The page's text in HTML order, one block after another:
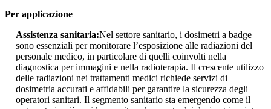
Per applicazione
Assistenza sanitaria:Nel settore sanitario, i dosimetri a badge
sono essenziali per monitorare l’esposizione alle radiazioni del
personale medico, in particolare di quelli coinvolti nella
diagnostica per immagini e nella radioterapia. Il crescente utilizzo
delle radiazioni nei trattamenti medici richiede servizi di
dosimetria accurati e affidabili per garantire la sicurezza degli
operatori sanitari. Il segmento sanitario sta emergendo come il